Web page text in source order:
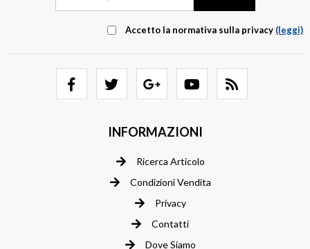
Accetto la normativa sulla privacy (leggi)
INFORMAZIONI
Ricerca Articolo
Condizioni Vendita
Privacy
Contatti
Dove Siamo